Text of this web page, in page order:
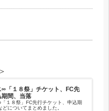
∞「１８祭」チケット、FC先
期間、当落
１８祭」FC先行チケット、申込期
どについてまとめました。